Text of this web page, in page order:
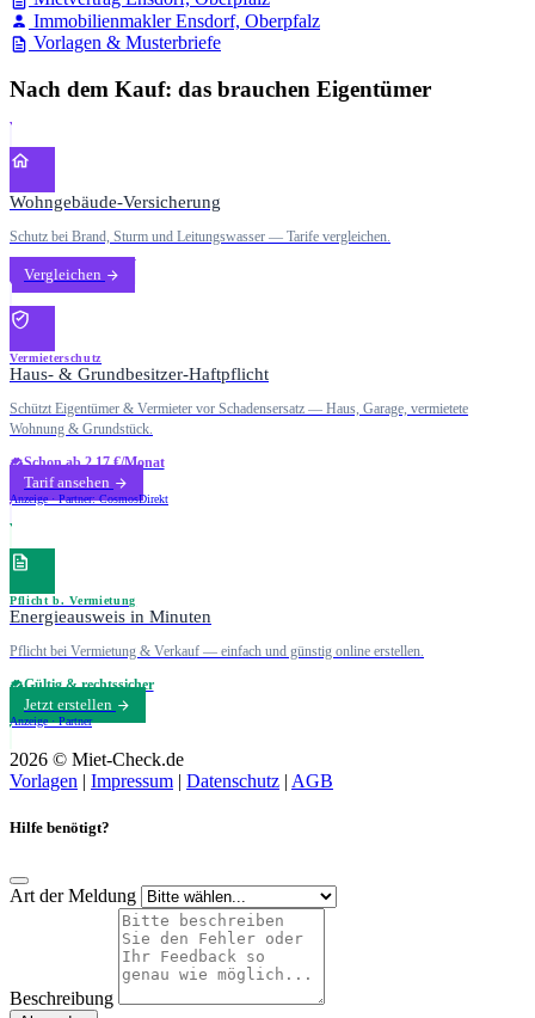
Immobilienmakler Ensdorf, Oberpfalz
Vorlagen & Musterbriefe
Nach dem Kauf: das brauchen Eigentümer
Wohngebäude-Versicherung
Schutz bei Brand, Sturm und Leitungswasser — Tarife vergleichen.
Vergleichen
Vermieterschutz
Haus- & Grundbesitzer-Haftpflicht
Schützt Eigentümer & Vermieter vor Schadensersatz — Haus, Garage, vermietete
Wohnung & Grundstück.
Schon ab 2,17 €/Monat
Tarif ansehen
Anzeige · Partner: CosmosDirekt
Pflicht b. Vermietung
Energieausweis in Minuten
Pflicht bei Vermietung & Verkauf — einfach und günstig online erstellen.
Gültig & rechtssicher
Jetzt erstellen
Anzeige · Partner
2026 © Miet-Check.de
Vorlagen | Impressum | Datenschutz | AGB
Hilfe benötigt?
Art der Meldung
Beschreibung